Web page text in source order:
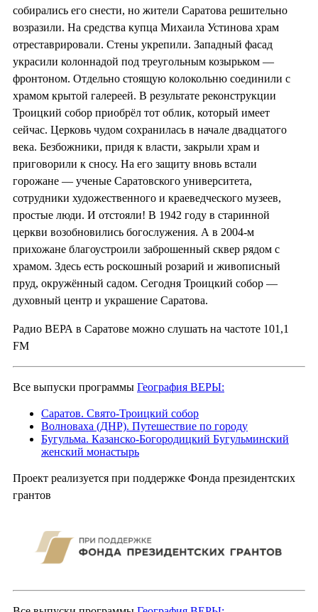
собирались его снести, но жители Саратова решительно
возразили. На средства купца Михаила Устинова храм
отреставрировали. Стены укрепили. Западный фасад
украсили колоннадой под треугольным козырьком —
фронтоном. Отдельно стоящую колокольню соединили с
храмом крытой галереей. В результате реконструкции
Троицкий собор приобрёл тот облик, который имеет
сейчас. Церковь чудом сохранилась в начале двадцатого
века. Безбожники, придя к власти, закрыли храм и
приговорили к сносу. На его защиту вновь встали
горожане — ученые Саратовского университета,
сотрудники художественного и краеведческого музеев,
простые люди. И отстояли! В 1942 году в старинной
церкви возобновились богослужения. А в 2004-м
прихожане благоустроили заброшенный сквер рядом с
храмом. Здесь есть роскошный розарий и живописный
пруд, окружённый садом. Сегодня Троицкий собор —
духовный центр и украшение Саратова.
Радио ВЕРА в Саратове можно слушать на частоте 101,1
FM
Все выпуски программы География ВЕРЫ:
Саратов. Свято-Троицкий собор
Волноваха (ДНР). Путешествие по городу
Бугульма. Казанско-Богородицкий Бугульминский
женский монастырь
Проект реализуется при поддержке Фонда президентских
грантов